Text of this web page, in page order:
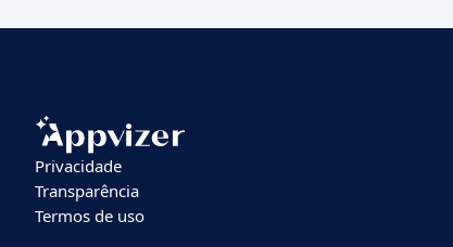
Privacidade
Transparência
Termos de uso